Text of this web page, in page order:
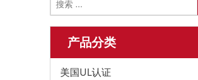
产品分类
美国UL认证